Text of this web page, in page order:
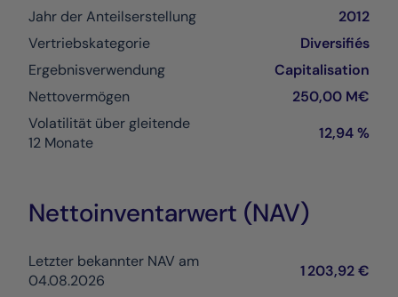
Jahr der Anteilserstellung
2012
Vertriebskategorie
Diversifiés
Ergebnisverwendung
Capitalisation
Nettovermögen
250,00 M€
Volatilität über gleitende
12 Monate
12,94 %
Nettoinventarwert (NAV)
Letzter bekannter NAV am
04.08.2026
1 203,92 €